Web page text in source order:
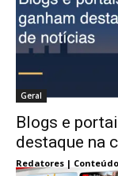
Geral
Blogs e
destaque na
Redatores |